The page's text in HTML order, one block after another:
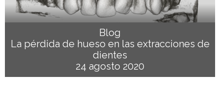
Blog
La pérdida de hueso en las extracciones de
dientes
24 agosto 2020